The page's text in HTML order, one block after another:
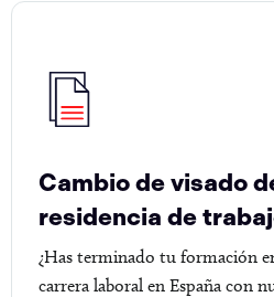
Cambio de visado
residencia de
¿Has terminado tu formación
carrera laboral en España con